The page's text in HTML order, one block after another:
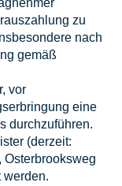
zu
nach
gemäß
vor
eine
durchzuführen.
(derzeit:
Osterbrooksweg
werden.